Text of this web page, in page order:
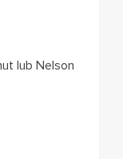
lub Nelson